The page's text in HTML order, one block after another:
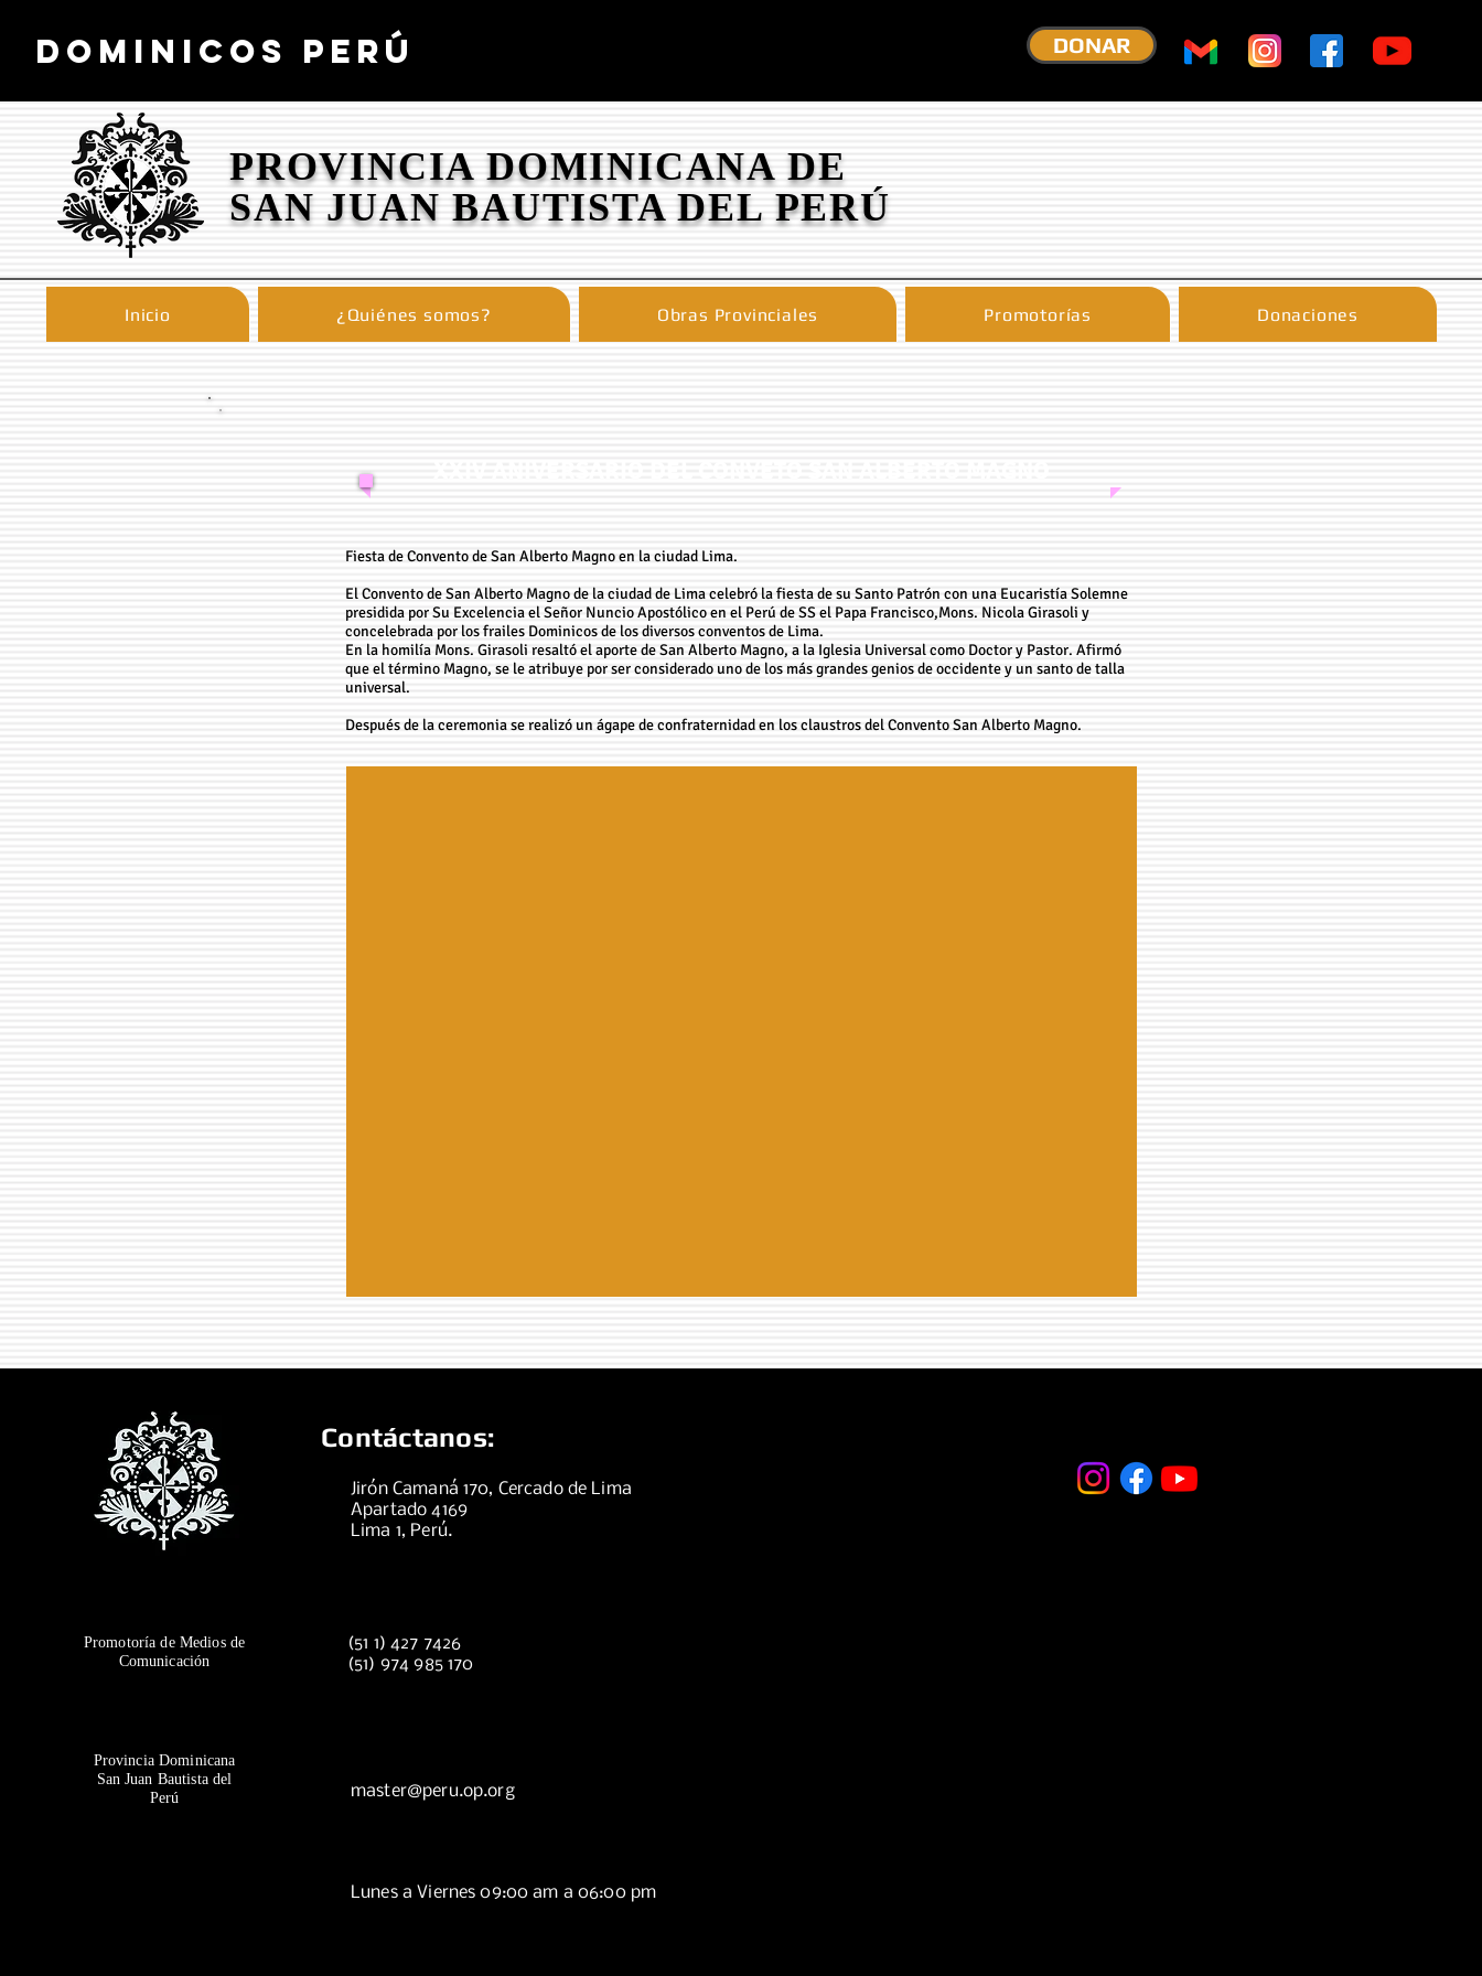
DOMINICOS PERÚ DONAR
PROVINCIA DOMINICANA DE
SAN JUAN BAUTISTA DEL PERÚ
Inicio ¿Quiénes somos? Obras Provinciales Promotorías Donaciones
Fiesta de Convento de San Alberto Magno en la ciudad Lima.
El Convento de San Alberto Magno de la ciudad de Lima celebró la fiesta de su Santo Patrón con una Eucaristía Solemne
presidida por Su Excelencia el Señor Nuncio Apostólico en el Perú de SS el Papa Francisco,Mons. Nicola Girasoli y
concelebrada por los frailes Dominicos de los diversos conventos de Lima.
En la homilía Mons. Girasoli resaltó el aporte de San Alberto Magno, a la Iglesia Universal como Doctor y Pastor. Afirmó
que el término Magno, se le atribuye por ser considerado uno de los más grandes genios de occidente y un santo de talla
universal.
Después de la ceremonia se realizó un ágape de confraternidad en los claustros del Convento San Alberto Magno.
Contáctanos:
Jirón Camaná 170, Cercado de Lima
Apartado 4169
Lima 1, Perú.
Promotoría de Medios de
Comunicación
(51 1) 427 7426
(51) 974 985 170
Provincia Dominicana
San Juan Bautista del
Perú
master@peru.op.org
Lunes a Viernes 09:00 am a 06:00 pm